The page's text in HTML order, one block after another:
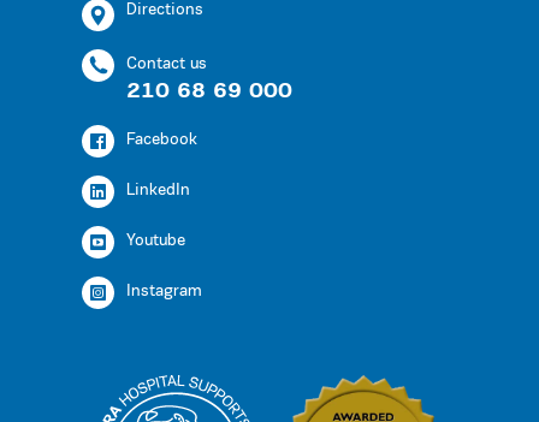
Directions
Contact us
210 68 69 000
Facebook
LinkedIn
Youtube
Instagram